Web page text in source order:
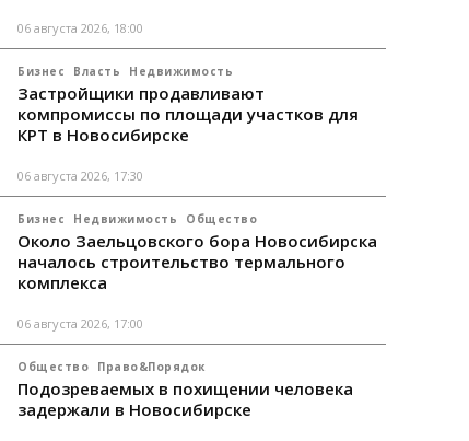
06 августа 2026, 18:00
Бизнес Власть Недвижимость
Застройщики продавливают
компромиссы по площади участков для
КРТ в Новосибирске
06 августа 2026, 17:30
Бизнес Недвижимость Общество
Около Заельцовского бора Новосибирска
началось строительство термального
комплекса
06 августа 2026, 17:00
Общество Право&Порядок
Подозреваемых в похищении человека
задержали в Новосибирске